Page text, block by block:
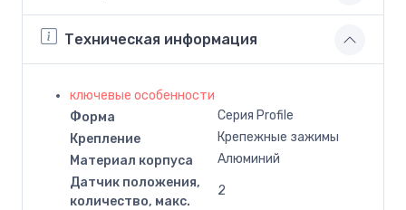
Техническая информация
ключевые особенности
Форма
Серия Profile
Крепление
Крепежные зажимы
Материал корпуса
Алюминий
Датчик положения,
количество, макс.
2